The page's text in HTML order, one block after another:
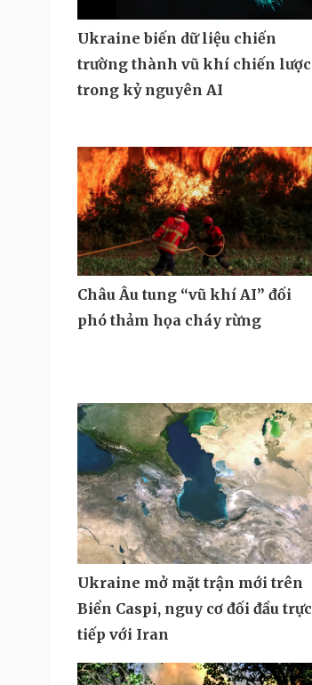
Ukraine biến dữ liệu chiến
trường thành vũ khí chiến lược
trong kỷ nguyên AI
Châu Âu tung “vũ khí AI” đối
phó thảm họa cháy rừng
Ukraine mở mặt trận mới trên
Biển Caspi, nguy cơ đối đầu trực
tiếp với Iran